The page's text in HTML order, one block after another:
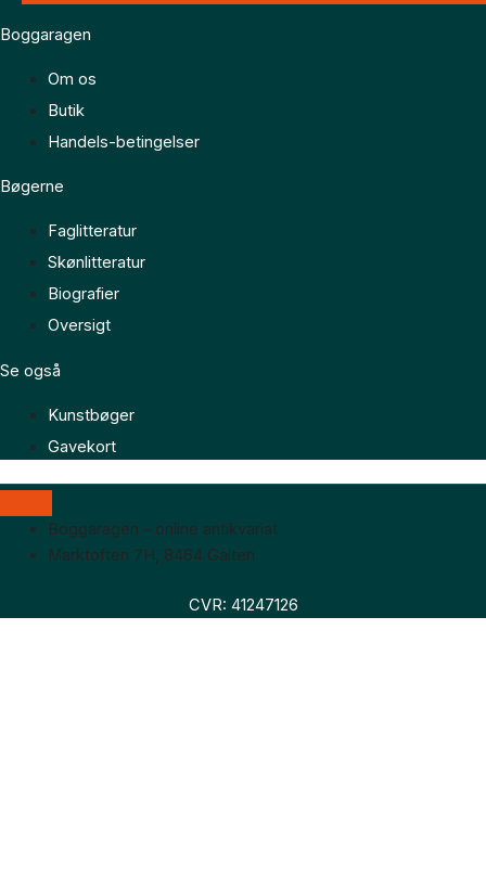
Boggaragen
Om os
Butik
Handels-betingelser
Bøgerne
Faglitteratur
Skønlitteratur
Biografier
Oversigt
Se også
Kunstbøger
Gavekort
Boggaragen – online antikvariat
Marktoften 7H, 8464 Galten
CVR: 41247126